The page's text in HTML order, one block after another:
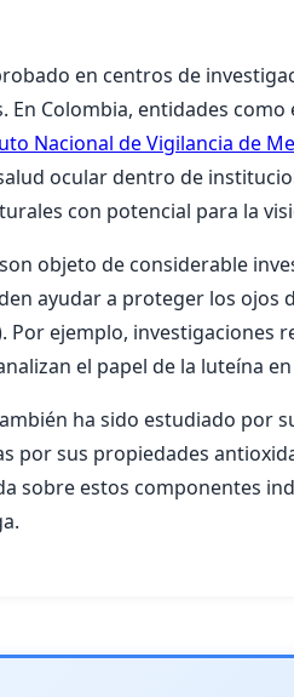
en centros de
Colombia, entidades como
Nacional de Vigilancia de
ocular dentro de
con potencial para la
objeto de considerable
ayudar a proteger los ojos
ejemplo, investigaciones
el papel de la luteína
ha sido estudiado por
por sus propiedades
sobre estos componentes